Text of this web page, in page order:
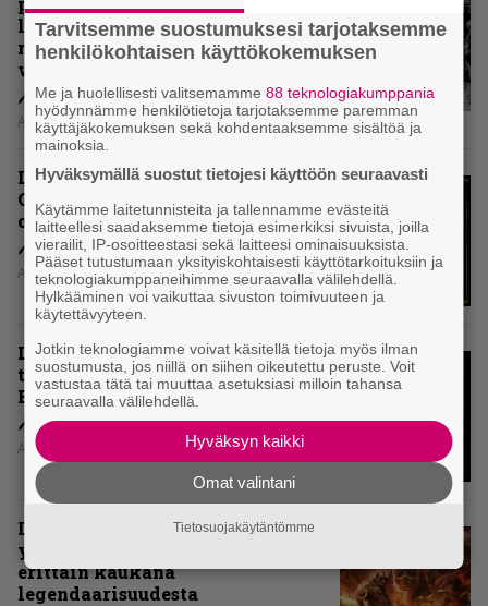
levytyksen jälkeen ei voi
mitenkään täyttää odotuksia. Vai
voiko?
Aki Nuopponen
Levyarvio: Dirkschneider & The
Old Gang -albumista ei aina tiedä,
onko se tosissaan tehty vai ei
Aki Nuopponen
Levyarvio: Onko Steelbound jo
täydellisintä mahdollista Battle
Beastia?
Aki Nuopponen
Levyarvio: Sabaton on
yhdennellätoista albumillaan
erittäin kaukana
legendaarisuudesta
Tarvitsemme suostumuksesi tarjotaksemme
henkilökohtaisen käyttökokemuksen
Me ja huolellisesti valitsemamme88 teknologiakumppania
hyödynnämme henkilötietoja tarjotaksemme paremman
käyttäjäkokemuksen sekä kohdentaaksemme sisältöä ja
mainoksia.
Hyväksymällä suostut tietojesi käyttöön seuraavasti
Käytämme laitetunnisteita ja tallennamme evästeitä
laitteellesi saadaksemme tietoja esimerkiksi sivuista, joilla
vierailit, IP-osoitteestasi sekä laitteesi ominaisuuksista.
Pääset tutustumaan yksityiskohtaisesti käyttötarkoituksiin ja
teknologiakumppaneihimme seuraavalla välilehdellä.
Hylkääminen voi vaikuttaa sivuston toimivuuteen ja
käytettävyyteen.
Jotkin teknologiamme voivat käsitellä tietoja myös ilman
suostumusta, jos niillä on siihen oikeutettu peruste. Voit
vastustaa tätä tai muuttaa asetuksiasi milloin tahansa
seuraavalla välilehdellä.
Hyväksyn kaikki
Omat valintani
Tietosuojakäytäntömme